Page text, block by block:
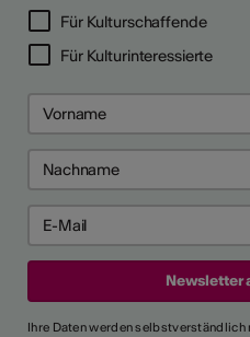
Für Kulturschaffende
Für Kulturinteressierte
Ihre Daten werden